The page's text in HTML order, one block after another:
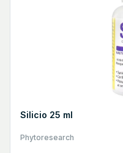
Silicio 25 ml
Phytoresearch